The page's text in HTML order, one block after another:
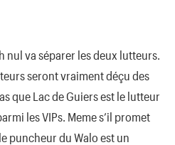
nul va séparer les deux lutteurs.
seront vraiment déçu des
que Lac de Guiers est le lutteur
les VIPs. Meme s’il promet
puncheur du Walo est un